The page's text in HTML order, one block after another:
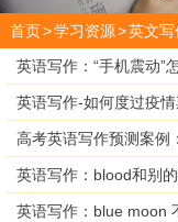
首页>学习资源>英文写
英语写作：“手机震动”
英语写作-如何度过疫
高考英语写作预测案例
英语写作：blood和别
英语写作：blue moon